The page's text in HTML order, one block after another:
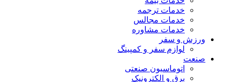
خدمات ترجمه
خدمات مجالس
خدمات مشاوره
ورزش و سفر
لوازم سفر و کمپینگ
صنعت
اتوماسیون صنعتی
برق و الکترونیک